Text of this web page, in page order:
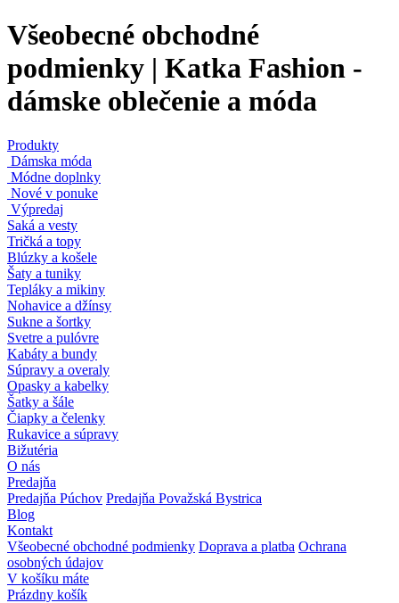
Všeobecné obchodné
podmienky | Katka Fashion -
dámske oblečenie a móda
Produkty
Dámska móda
Módne doplnky
Nové v ponuke
Výpredaj
Saká a vesty
Tričká a topy
Blúzky a košele
Šaty a tuniky
Tepláky a mikiny
Nohavice a džínsy
Sukne a šortky
Svetre a pulóvre
Kabáty a bundy
Súpravy a overaly
Opasky a kabelky
Šatky a šále
Čiapky a čelenky
Rukavice a súpravy
Bižutéria
O nás
Predajňa
Predajňa Púchov Predajňa Považská Bystrica
Blog
Kontakt
Všeobecné obchodné podmienky Doprava a platba Ochrana
osobných údajov
V košíku máte
Prázdny košík